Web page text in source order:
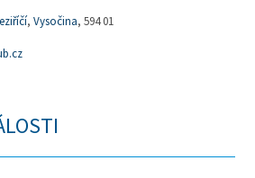
,Vysočina, 594 01